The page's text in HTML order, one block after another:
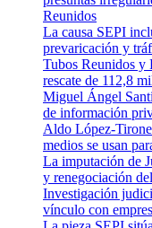
Reunidos
La causa SEPI
prevaricación y
Tubos Reunidos y
rescate de 112,8
Miguel Ángel
de información
Aldo López-
medios se usan
La imputación de
y renegociación
Investigación
vínculo con